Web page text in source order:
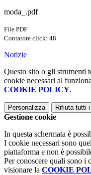
moda_.pdf
File PDF
Contatore click: 48
Notizie
Questo sito o gli strumenti
cookie necessari al
COOKIE POLICY.
Personalizza Rifiuta tutti i
Gestione cookie
In questa schermata è
I cookie necessari sono
piattaforma e non è
Per conoscere quali sono i
visionare la COOKIE